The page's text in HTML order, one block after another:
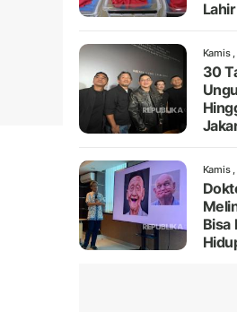
Lahir
Kamis
30
Kamis
Bisa